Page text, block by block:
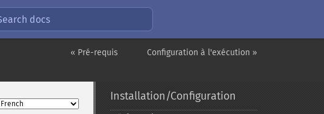
docs
Configuration à l'exécution »
« Pré-requis
Installation/Configuration